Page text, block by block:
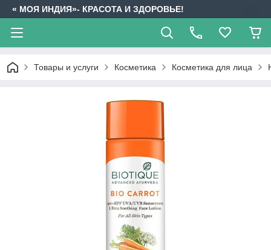
« МОЯ ИНДИЯ»- КРАСОТА И ЗДОРОВЬЕ!
Товары и услуги Косметика Косметика для лица